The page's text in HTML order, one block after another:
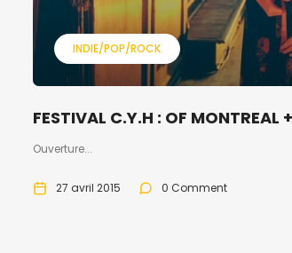
INDIE/POP/ROCK
FESTIVAL C.Y.H : OF MONTREAL
Ouverture...
27 avril 2015 0 Comment